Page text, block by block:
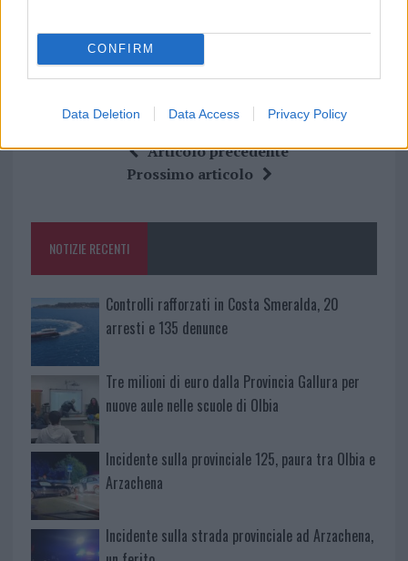
CONFIRM
Data Deletion Data Access Privacy Policy
Condividi l'articolo
F
a
ce
o
k
T
w
it
Pi
n
te
re
W
h
at
s
p
S
h
a
re
Articolo precedente
Prossimo articolo
NOTIZIE RECENTI
Controlli rafforzati in Costa Smeralda, 20
arresti e 135 denunce
Tre milioni di euro dalla Provincia Gallura per
nuove aule nelle scuole di Olbia
Incidente sulla provinciale 125, paura tra Olbia e
Arzachena
Incidente sulla strada provinciale ad Arzachena,